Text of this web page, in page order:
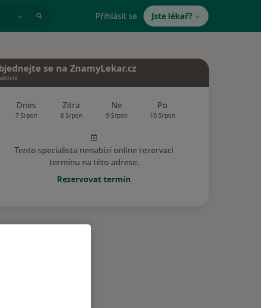
Přihlásit se Jste lékař?
se na ZnamyLekar.cz
Dnes
7 Srpen
Zítra
8 Srpen
Ne
9 Srpen
Po
10 Srpen
Tento specialista nenabízí online rezervaci
termínu na této adrese.
Rezervovat termín